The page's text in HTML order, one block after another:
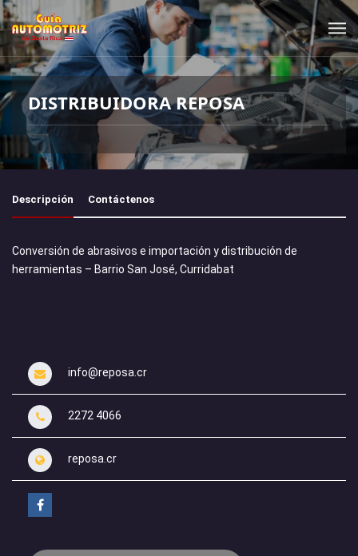
DISTRIBUIDORA REPOSA
Descripción Contáctenos
Conversión de abrasivos e importación y distribución de
herramientas – Barrio San José, Curridabat
info@reposa.cr
2272 4066
reposa.cr